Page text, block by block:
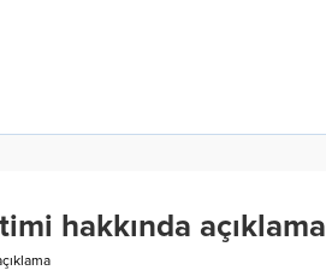
hakkında açıklama